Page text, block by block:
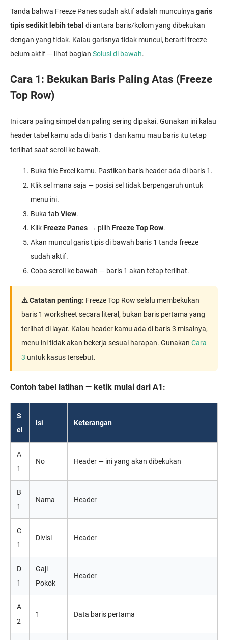
Tanda bahwa Freeze Panes sudah aktif adalah munculnya garis
tipis sedikit lebih tebal di antara baris/kolom yang dibekukan
dengan yang tidak. Kalau garisnya tidak muncul, berarti freeze
belum aktif — lihat bagian Solusi di bawah.
Cara 1: Bekukan Baris Paling Atas (Freeze
Top Row)
Ini cara paling simpel dan paling sering dipakai. Gunakan ini kalau
header tabel kamu ada di baris 1 dan kamu mau baris itu tetap
terlihat saat scroll ke bawah.
Buka file Excel kamu. Pastikan baris header ada di baris 1.
Klik sel mana saja — posisi sel tidak berpengaruh untuk
menu ini.
Buka tabView.
KlikFreeze Panes → pilih Freeze Top Row.
Akan muncul garis tipis di bawah baris 1 tanda freeze
sudah aktif.
Coba scroll ke bawah — baris 1 akan tetap terlihat.
⚠️ Catatan penting: Freeze Top Row selalu membekukan
baris 1 worksheet secara literal, bukan baris pertama yang
terlihat di layar. Kalau header kamu ada di baris 3 misalnya,
menu ini tidak akan bekerja sesuai harapan. Gunakan Cara
3 untuk kasus tersebut.
Contoh tabel latihan — ketik mulai dari A1:
S
el
Isi Keterangan
A
1
No Header — ini yang akan dibekukan
B
1
Nama Header
C
1
Divisi Header
D
1
Gaji
Pokok
Header
A
2
1 Data baris pertama